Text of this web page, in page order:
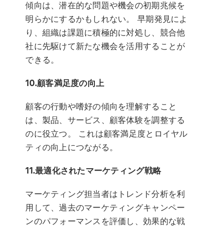
傾向は、潜在的な問題や機会の初期兆候を
明らかにするかもしれない。 早期発見によ
り、組織は課題に積極的に対処し、競合他
社に先駆けて新たな機会を活用することが
できる。
10.顧客満足度の向上
顧客の行動や嗜好の傾向を理解すること
は、製品、サービス、顧客体験を調整する
のに役立つ。 これは顧客満足度とロイヤル
ティの向上につながる。
11.最適化されたマーケティング戦略
マーケティング担当者はトレンド分析を利
用して、過去のマーケティングキャンペー
ンのパフォーマンスを評価し、効果的な戦